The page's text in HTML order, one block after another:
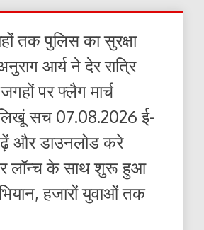
तक पुलिस का सुरक्षा
आर्य ने देर रात्रि
पर फ्लैग मार्च
सच 07.08.2026 ई-
और डाउनलोड करे
लॉन्च के साथ शुरू हुआ
हजारों युवाओं तक